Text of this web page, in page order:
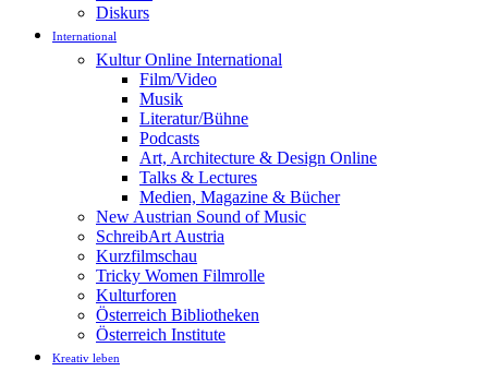
Diskurs
International
Kultur Online International
Film/Video
Musik
Literatur/Bühne
Podcasts
Art, Architecture & Design Online
Talks & Lectures
Medien, Magazine & Bücher
New Austrian Sound of Music
SchreibArt Austria
Kurzfilmschau
Tricky Women Filmrolle
Kulturforen
Österreich Bibliotheken
Österreich Institute
Kreativ leben